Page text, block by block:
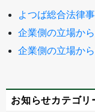
よつば総合法律
企業側の立場か
企業側の立場か
お知らせカテゴリ